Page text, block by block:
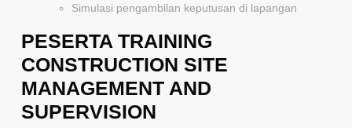
Simulasi pengambilan keputusan di lapangan
PESERTA TRAINING
CONSTRUCTION SITE
MANAGEMENT AND
SUPERVISION